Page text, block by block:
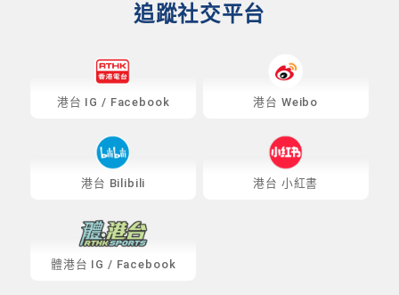
追蹤社交平台
港台 IG / Facebook 港台 Weibo
港台 Bilibili 港台 小紅書
體港台 IG / Facebook